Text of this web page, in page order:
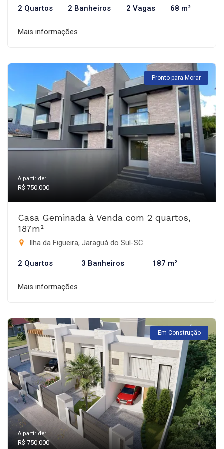
2 Quartos 2 Banheiros 2 Vagas 68 m²
Mais informações
Pronto para Morar
A partir de:
R$ 750.000
Casa Geminada à Venda com 2 quartos,
187m²
Ilha da Figueira, Jaraguá do Sul-SC
2 Quartos 3 Banheiros 187 m²
Mais informações
Em Construção
A partir de:
R$ 750.000